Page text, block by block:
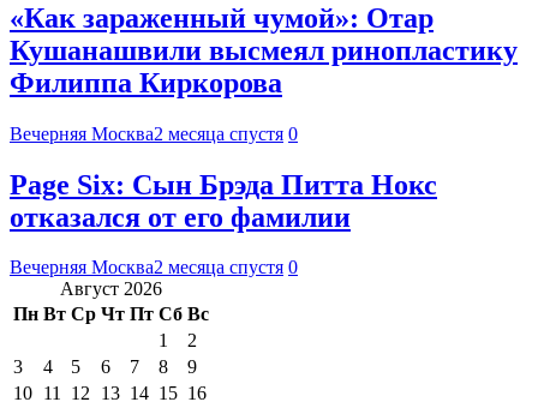
«Как зараженный чумой»: Отар
Кушанашвили высмеял ринопластику
Филиппа Киркорова
Вечерняя Москва2 месяца спустя 0
Page Six: Сын Брэда Питта Нокс
отказался от его фамилии
Вечерняя Москва2 месяца спустя 0
Август 2026
Пн Вт Ср Чт Пт Сб Вс
1
2
3
4 5 6 7 8
9
10 11 12 13 14 15 16